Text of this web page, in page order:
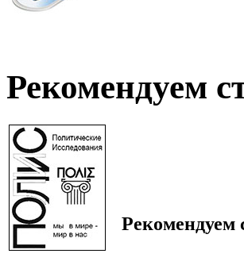
Рекомендуем
Рекомендуем